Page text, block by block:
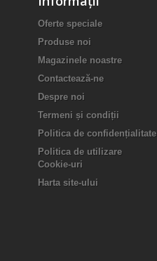
Oferte speciale
Produse noi
Magazinele noastre
Contactează-ne
Despre noi
Termeni și condiții
Politica de confidențialitate
Politica de utilizare
Cookie-uri
Harta site-ului